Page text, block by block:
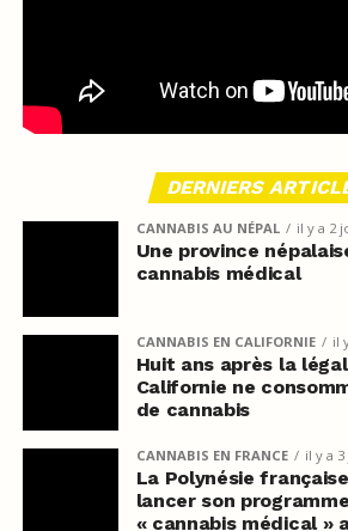
DERNIERS
CANNABIS AU NÉPAL il y a 2
Une province
cannabis médical
CANNABIS EN CALIFORNIE il
Huit ans après la
Californie ne
de cannabis
CANNABIS EN FRANCE il y a
La Polynésie
lancer son
« cannabis médical »